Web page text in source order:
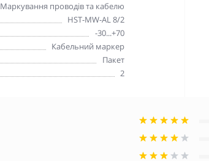
Маркування проводів та кабелю
HST-MW-AL 8/2
-30...+70
Кабельний маркер
Пакет
2